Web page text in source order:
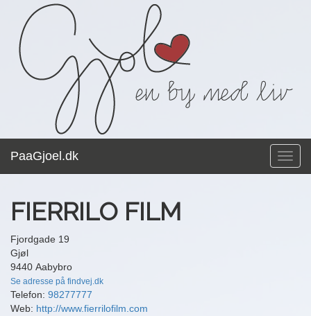
PaaGjoel.dk
FIERRILO FILM
Fjordgade 19
Gjøl
9440 Aabybro
Se adresse på findvej.dk
Telefon: 98277777
Web: http://www.fierrilofilm.com